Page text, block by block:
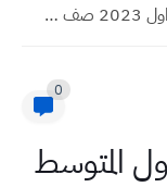
حل اسئلة احياء دور اول 2023 صف سادس احيائي
0
المتوسط